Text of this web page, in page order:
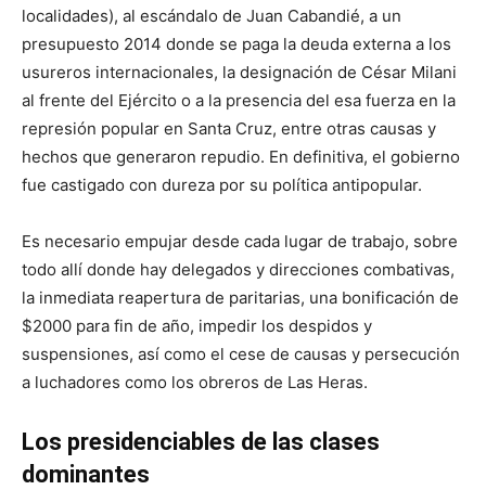
localidades), al escándalo de Juan Cabandié, a un
presupuesto 2014 donde se paga la deuda externa a los
usureros internacionales, la designación de César Milani
al frente del Ejército o a la presencia del esa fuerza en la
represión popular en Santa Cruz, entre otras causas y
hechos que generaron repudio. En definitiva, el gobierno
fue castigado con dureza por su política antipopular.
Es necesario empujar desde cada lugar de trabajo, sobre
todo allí donde hay delegados y direcciones combativas,
la inmediata reapertura de paritarias, una bonificación de
$2000 para fin de año, impedir los despidos y
suspensiones, así como el cese de causas y persecución
a luchadores como los obreros de Las Heras.
Los presidenciables de las clases
dominantes